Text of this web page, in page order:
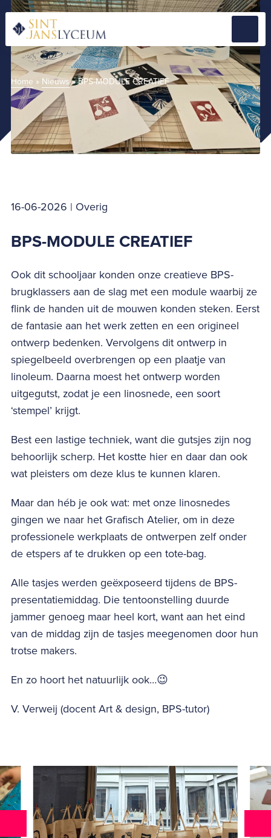
Naar
hoofdinhoud
Home
Home » Nieuws»BPS-MODULE CREATIEF
16-06-2026 | Overig
BPS-MODULE CREATIEF
Ook dit schooljaar konden onze creatieve BPS-
brugklassers aan de slag met een module waarbij ze
flink de handen uit de mouwen konden steken. Eerst
de fantasie aan het werk zetten en een origineel
ontwerp bedenken. Vervolgens dit ontwerp in
spiegelbeeld overbrengen op een plaatje van
linoleum. Daarna moest het ontwerp worden
uitgegutst, zodat je een linosnede, een soort
‘stempel’ krijgt.
Best een lastige techniek, want die gutsjes zijn nog
behoorlijk scherp. Het kostte hier en daar dan ook
wat pleisters om deze klus te kunnen klaren.
Maar dan héb je ook wat: met onze linosnedes
gingen we naar het Grafisch Atelier, om in deze
professionele werkplaats de ontwerpen zelf onder
de etspers af te drukken op een tote-bag.
Alle tasjes werden geëxposeerd tijdens de BPS-
presentatiemiddag. Die tentoonstelling duurde
jammer genoeg maar heel kort, want aan het eind
van de middag zijn de tasjes meegenomen door hun
trotse makers.
En zo hoort het natuurlijk ook…😉
V. Verweij (docent Art & design, BPS-tutor)